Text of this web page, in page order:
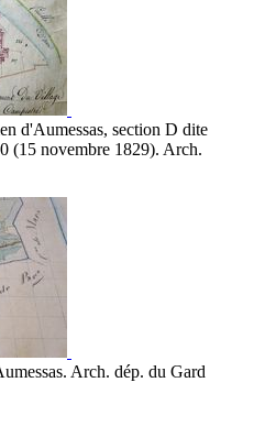
d'Aumessas, section D dite
(15 novembre 1829). Arch.
Arch. dép. du Gard